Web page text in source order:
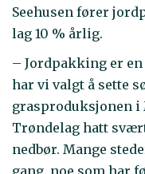
Seehusen fører
lag 10 % årlig.
– Jordpakking er
har vi valgt å sette
grasproduksjonen i
Trøndelag hatt
nedbør. Mange
gang, noe som har